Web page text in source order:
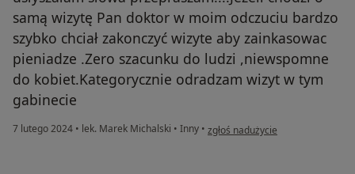
samą wizytę Pan doktor w moim odczuciu bardzo
szybko chciał zakonczyć wizyte aby zainkasowac
pieniadze .Zero szacunku do ludzi ,niewspomne
do kobiet.Kategorycznie odradzam wizyt w tym
gabinecie
7 lutego 2024 • lek. Marek Michalski • Inny • w opinii użytkownika renata
zgłoś nadużycie